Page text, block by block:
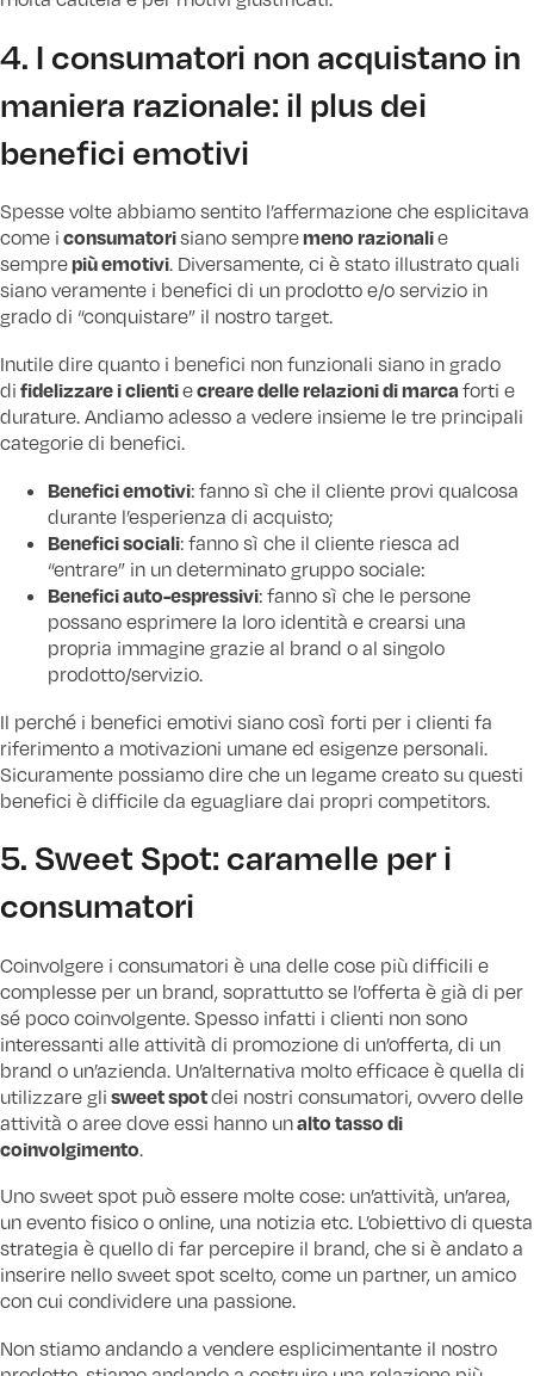
4. I consumatori non acquistano in
maniera razionale: il plus dei
benefici emotivi
Spesse volte abbiamo sentito l’affermazione che esplicitava
come i consumatorisiano sempremeno razionalie
semprepiù emotivi. Diversamente, ci è stato illustrato quali
siano veramente i benefici di un prodotto e/o servizio in
grado di “conquistare” il nostro target.
Inutile dire quanto i benefici non funzionali siano in grado
di fidelizzare i clientiecreare delle relazioni di marca forti e
durature. Andiamo adesso a vedere insieme le tre principali
categorie di benefici.
Benefici emotivi: fanno sì che il cliente provi qualcosa
durante l’esperienza di acquisto;
Benefici sociali: fanno sì che il cliente riesca ad
“entrare” in un determinato gruppo sociale:
Benefici auto-espressivi: fanno sì che le persone
possano esprimere la loro identità e crearsi una
propria immagine grazie al brand o al singolo
prodotto/servizio.
Il perché i benefici emotivi siano così forti per i clienti fa
riferimento a motivazioni umane ed esigenze personali.
Sicuramente possiamo dire che un legame creato su questi
benefici è difficile da eguagliare dai propri competitors.
5. Sweet Spot: caramelle per i
consumatori
Coinvolgere i consumatori è una delle cose più difficili e
complesse per un brand, soprattutto se l’offerta è già di per
sé poco coinvolgente. Spesso infatti i clienti non sono
interessanti alle attività di promozione di un’offerta, di un
brand o un’azienda. Un’alternativa molto efficace è quella di
utilizzare gli sweet spotdei nostri consumatori, ovvero delle
attività o aree dove essi hanno unalto tasso di
coinvolgimento.
Uno sweet spot può essere molte cose: un’attività, un’area,
un evento fisico o online, una notizia etc. L’obiettivo di questa
strategia è quello di far percepire il brand, che si è andato a
inserire nello sweet spot scelto, come un partner, un amico
con cui condividere una passione.
Non stiamo andando a vendere esplicimentante il nostro